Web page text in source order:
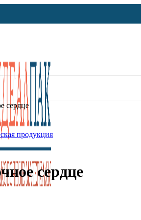
продукция
сердце
сердце